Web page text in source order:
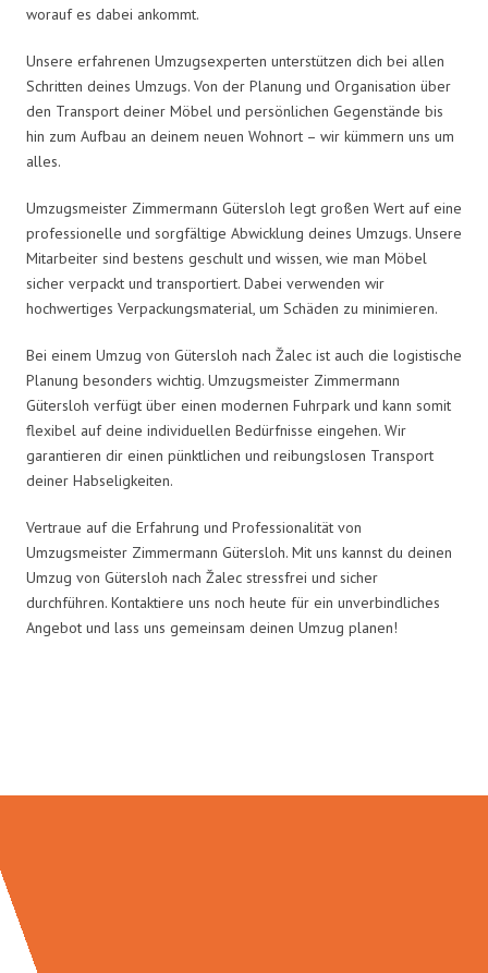
worauf es dabei ankommt.
Unsere erfahrenen Umzugsexperten unterstützen dich bei allen
Schritten deines Umzugs. Von der Planung und Organisation über
den Transport deiner Möbel und persönlichen Gegenstände bis
hin zum Aufbau an deinem neuen Wohnort – wir kümmern uns um
alles.
Umzugsmeister Zimmermann Gütersloh legt großen Wert auf eine
professionelle und sorgfältige Abwicklung deines Umzugs. Unsere
Mitarbeiter sind bestens geschult und wissen, wie man Möbel
sicher verpackt und transportiert. Dabei verwenden wir
hochwertiges Verpackungsmaterial, um Schäden zu minimieren.
Bei einem Umzug von Gütersloh nach Žalec ist auch die logistische
Planung besonders wichtig. Umzugsmeister Zimmermann
Gütersloh verfügt über einen modernen Fuhrpark und kann somit
flexibel auf deine individuellen Bedürfnisse eingehen. Wir
garantieren dir einen pünktlichen und reibungslosen Transport
deiner Habseligkeiten.
Vertraue auf die Erfahrung und Professionalität von
Umzugsmeister Zimmermann Gütersloh. Mit uns kannst du deinen
Umzug von Gütersloh nach Žalec stressfrei und sicher
durchführen. Kontaktiere uns noch heute für ein unverbindliches
Angebot und lass uns gemeinsam deinen Umzug planen!